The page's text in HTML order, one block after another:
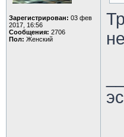
Зарегистрирован: 03 фев
2017, 16:56
Сообщения: 2706
Пол: Женский